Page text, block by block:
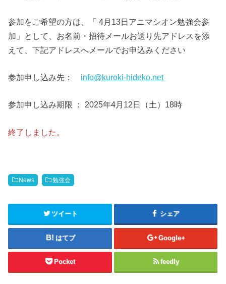
参加をご希望の方は、「 4月13日アニマシオン勉強会参
加」として、お名前・招待メールお送り先アドレスを添
えて、下記アドレスへメールでお申込みください
参加申し込み先： info@kuroki-hideko.net
参加申し込み期限 ： 2025年4月12日（土）18時
終了しました。
News 勉強会
ツイート シェア
はてブ Google+
Pocket feedly